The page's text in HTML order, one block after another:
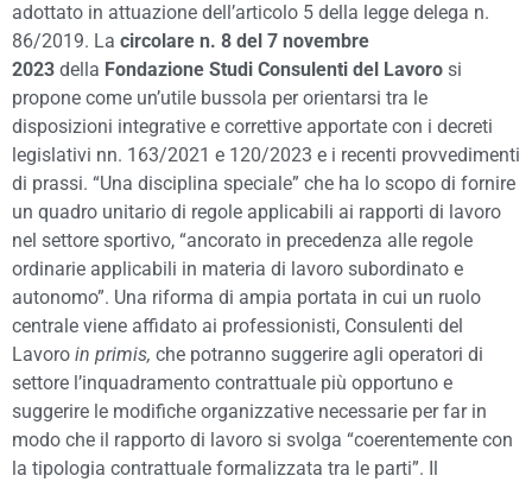
adottato in attuazione dell’articolo 5 della legge delega n.
86/2019. La circolare n. 8 del 7 novembre
2023 della Fondazione Studi Consulenti del Lavoro si
propone come un’utile bussola per orientarsi tra le
disposizioni integrative e correttive apportate con i decreti
legislativi nn. 163/2021 e 120/2023 e i recenti provvedimenti
di prassi. “Una disciplina speciale” che ha lo scopo di fornire
un quadro unitario di regole applicabili ai rapporti di lavoro
nel settore sportivo, “ancorato in precedenza alle regole
ordinarie applicabili in materia di lavoro subordinato e
autonomo”. Una riforma di ampia portata in cui un ruolo
centrale viene affidato ai professionisti, Consulenti del
Lavoro in primis, che potranno suggerire agli operatori di
settore l’inquadramento contrattuale più opportuno e
suggerire le modifiche organizzative necessarie per far in
modo che il rapporto di lavoro si svolga “coerentemente con
la tipologia contrattuale formalizzata tra le parti”. Il